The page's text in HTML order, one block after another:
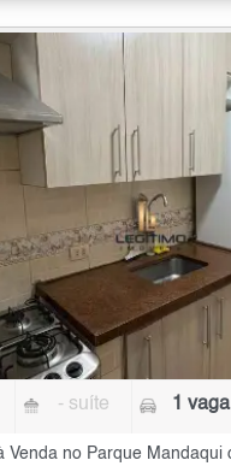
- suíte 1 vaga